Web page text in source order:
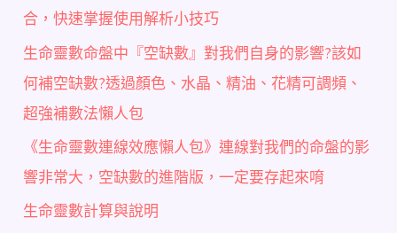
合，快速掌握使用解析小技巧
生命靈數命盤中『空缺數』對我們自身的影響?該如
何補空缺數?透過顏色、水晶、精油、花精可調頻、
超強補數法懶人包
《生命靈數連線效應懶人包》連線對我們的命盤的影
響非常大，空缺數的進階版，一定要存起來唷
生命靈數計算與說明